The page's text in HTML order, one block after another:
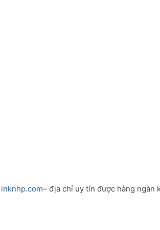
inknhp.com– địa chỉ uy tín được hàng ngàn